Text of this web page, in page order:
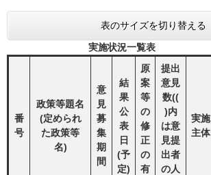
表のサイズを切り替える
実施状況一覧表
番
号
政策等題名
(定められ
た政策等
名)
意
見
募
集
期
間
結
果
公
表
日
(予
定)
原
案
等
の
修
正
の
有
提出
意見
数((
)内
は意
見提
出者
の人
実施
主体